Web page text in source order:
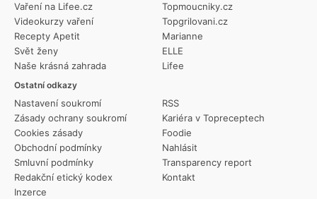
Vaření na Lifee.cz
Videokurzy vaření
Recepty Apetit
Svět ženy
Naše krásná zahrada
Ostatní odkazy
Nastavení soukromí
Zásady ochrany soukromí
Cookies zásady
Obchodní podmínky
Smluvní podmínky
Redakční etický kodex
Inzerce
RSS
Kariéra v Topreceptech
Foodie
Nahlásit
Transparency report
Kontakt
Topmoucniky.cz
Topgrilovani.cz
Marianne
ELLE
Lifee